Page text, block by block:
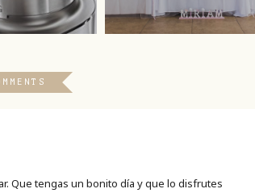
Que tengas un bonito día y que lo disfrutes